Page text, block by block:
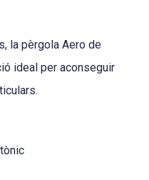
la pèrgola Aero de
ideal per aconseguir